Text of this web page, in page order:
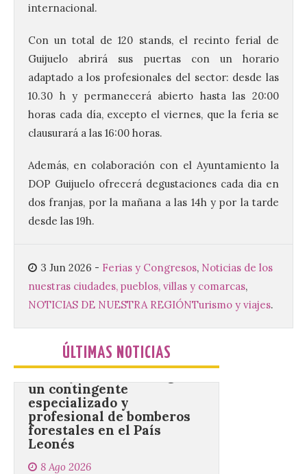
internacional.
Con un total de 120 stands, el recinto ferial de
Guijuelo abrirá sus puertas con un horario
adaptado a los profesionales del sector: desde las
10.30 h y permanecerá abierto hasta las 20:00
horas cada día, excepto el viernes, que la feria se
clausurará a las 16:00 horas.
Además, en colaboración con el Ayuntamiento la
DOP Guijuelo ofrecerá degustaciones cada dia en
dos franjas, por la mañana a las 14h y por la tarde
desde las 19h.
3 Jun 2026 - Ferias y Congresos, Noticias de los
nuestras ciudades, pueblos, villas y comarcas,
NOTICIAS DE NUESTRA REGIÓNTurismo y viajes.
ÚLTIMAS NOTICIAS
La UPSA impulsa la
creación musical con el I
Concurso Internacional de
Composición Coral Sacra
Este certamen,
promovido por el Instituto
Universitario de Música
premio de 3.000 euros. Las candidaturas
noviembre. La Universidad, a […]
Conceyu vuelve a exigir
un contingente
especializado y
profesional de bomberos
forestales en el País
Leonés
8 Ago 2026